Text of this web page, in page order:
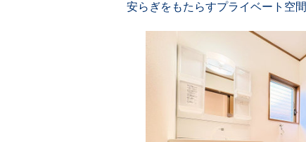
安らぎをもたらすプライベート空間